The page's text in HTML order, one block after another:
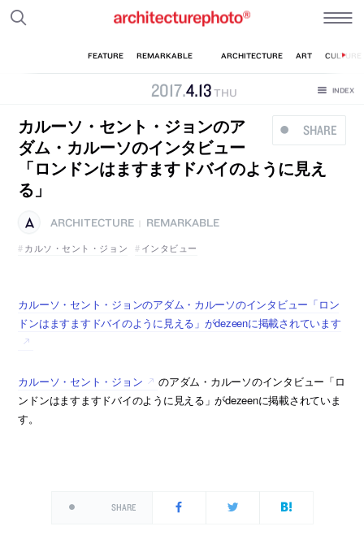
2017.4.13THU
SHARE
カルーソ・セント・ジョンのア
ダム・カルーソのインタビュー
「ロンドンはますますドバイのように見え
る」
ARCHITECTURE
REMARKABLE
カルソ・セント・ジョン
インタビュー
カルーソ・セント・ジョンのアダム・カルーソのインタビュー「ロン
ドンはますますドバイのように見える」がdezeenに掲載されています
カルーソ・セント・ジョン
のアダム・カルーソのインタビュー「ロ
ンドンはますますドバイのように見える」がdezeenに掲載されていま
す。
SHARE